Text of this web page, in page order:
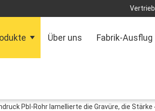
Über uns Fabrik-Ausflug
Pbl-Rohr lamellierte die Gravüre, die